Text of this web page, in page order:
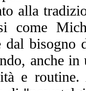
alla
come
dal bisogno
anche in
e